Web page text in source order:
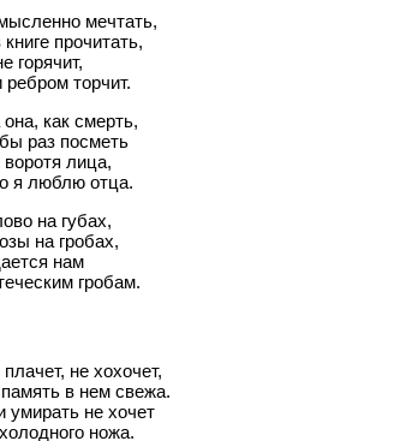
мечтать,
прочитать,
горячит,
торчит.
как смерть,
раз посметь
лица,
я люблю отца.
на губах,
на гробах,
нам
гробам.
не хохочет,
в нем свежа.
умирать не хочет
ножа.